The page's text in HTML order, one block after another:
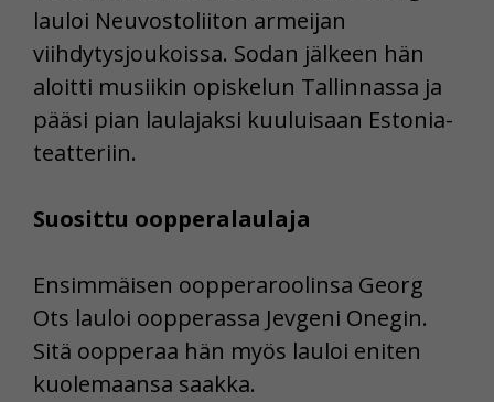
lauloi Neuvostoliiton armeijan
viihdytysjoukoissa. Sodan jälkeen hän
aloitti musiikin opiskelun Tallinnassa ja
pääsi pian laulajaksi kuuluisaan Estonia-
teatteriin.
Suosittu oopperalaulaja
Ensimmäisen oopperaroolinsa Georg
Ots lauloi oopperassa Jevgeni Onegin.
Sitä oopperaa hän myös lauloi eniten
kuolemaansa saakka.